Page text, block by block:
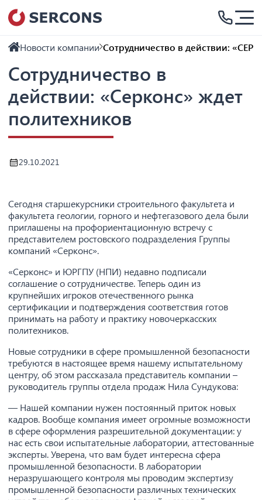
Новости компании Сотрудничество в действии:
Сотрудничество в
действии: «Серконс» ждет
политехников
29.10.2021
Сегодня старшекурсники строительного факультета и
факультета геологии, горного и нефтегазового дела были
приглашены на профориентационную встречу с
представителем ростовского подразделения Группы
компаний «Серконс».
«Серконс» и ЮРГПУ (НПИ) недавно подписали
соглашение о сотрудничестве. Теперь один из
крупнейших игроков отечественного рынка
сертификации и подтверждения соответствия готов
принимать на работу и практику новочеркасских
политехников.
Новые сотрудники в сфере промышленной безопасности
требуются в настоящее время нашему испытательному
центру, об этом рассказала представитель компании –
руководитель группы отдела продаж Нила Сундукова:
— Нашей компании нужен постоянный приток новых
кадров. Вообще компания имеет огромные возможности
в сфере оформления разрешительной документации: у
нас есть свои испытательные лаборатории, аттестованные
эксперты. Уверена, что вам будет интересна сфера
промышленной безопасности. В лаборатории
неразрушающего контроля мы проводим экспертизу
промышленной безопасности различных технических